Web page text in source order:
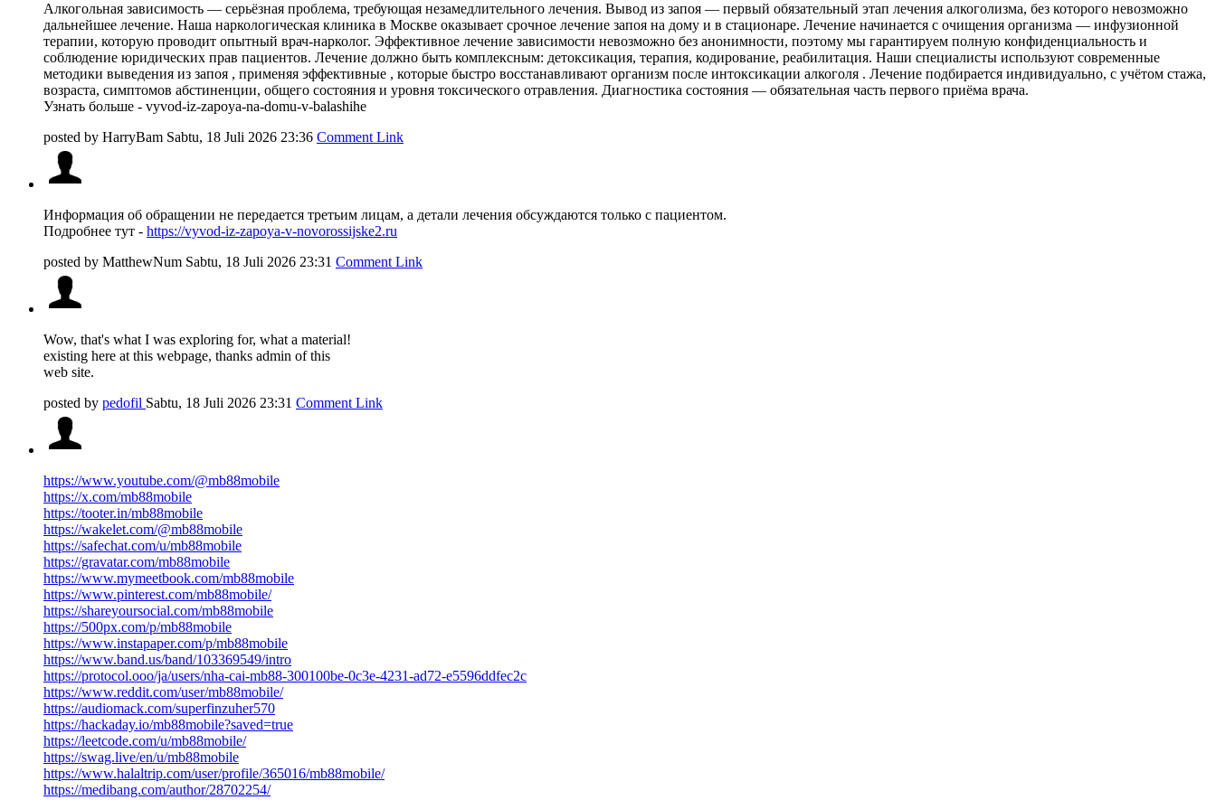
Алкогольная зависимость — серьёзная проблема, требующая незамедлительного лечения. Вывод из запоя — первый обязательный этап лечения алкоголизма, без которого невозможно
дальнейшее лечение. Наша наркологическая клиника в Москве оказывает срочное лечение запоя на дому и в стационаре. Лечение начинается с очищения организма — инфузионной
терапии, которую проводит опытный врач-нарколог. Эффективное лечение зависимости невозможно без анонимности, поэтому мы гарантируем полную конфиденциальность и
соблюдение юридических прав пациентов. Лечение должно быть комплексным: детоксикация, терапия, кодирование, реабилитация. Наши специалисты используют современные
методики выведения из запоя , применяя эффективные , которые быстро восстанавливают организм после интоксикации алкоголя . Лечение подбирается индивидуально, с учётом стажа,
возраста, симптомов абстиненции, общего состояния и уровня токсического отравления. Диагностика состояния — обязательная часть первого приёма врача.
Узнать больше - vyvod-iz-zapoya-na-domu-v-balashihe
posted by HarryBam Sabtu, 18 Juli 2026 23:36 Comment Link
Информация об обращении не передается третьим лицам, а детали лечения обсуждаются только с пациентом.
Подробнее тут - https://vyvod-iz-zapoya-v-novorossijske2.ru
posted by MatthewNum Sabtu, 18 Juli 2026 23:31 Comment Link
Wow, that's what I was exploring for, what a material!
existing here at this webpage, thanks admin of this
web site.
posted by pedofil Sabtu, 18 Juli 2026 23:31 Comment Link
https://www.youtube.com/@mb88mobile
https://x.com/mb88mobile
https://tooter.in/mb88mobile
https://wakelet.com/@mb88mobile
https://safechat.com/u/mb88mobile
https://gravatar.com/mb88mobile
https://www.mymeetbook.com/mb88mobile
https://www.pinterest.com/mb88mobile/
https://shareyoursocial.com/mb88mobile
https://500px.com/p/mb88mobile
https://www.instapaper.com/p/mb88mobile
https://www.band.us/band/103369549/intro
https://protocol.ooo/ja/users/nha-cai-mb88-300100be-0c3e-4231-ad72-e5596ddfec2c
https://www.reddit.com/user/mb88mobile/
https://audiomack.com/superfinzuher570
https://hackaday.io/mb88mobile?saved=true
https://leetcode.com/u/mb88mobile/
https://swag.live/en/u/mb88mobile
https://www.halaltrip.com/user/profile/365016/mb88mobile/
https://medibang.com/author/28702254/